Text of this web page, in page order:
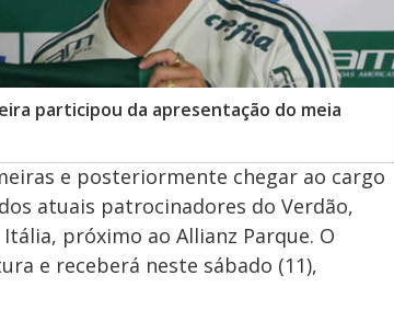
participou da apresentação do meia
e posteriormente chegar ao cargo
atuais patrocinadores do Verdão,
próximo ao Allianz Parque. O
e receberá neste sábado (11),